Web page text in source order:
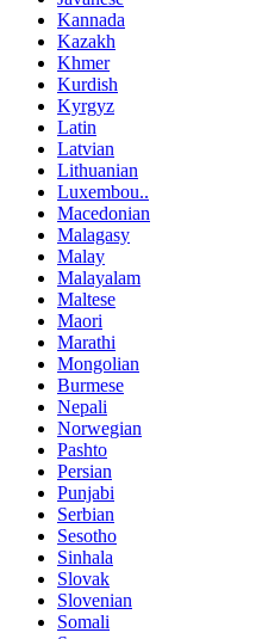
Kannada
Kazakh
Khmer
Kurdish
Kyrgyz
Latin
Latvian
Lithuanian
Luxembou..
Macedonian
Malagasy
Malay
Malayalam
Maltese
Maori
Marathi
Mongolian
Burmese
Nepali
Norwegian
Pashto
Persian
Punjabi
Serbian
Sesotho
Sinhala
Slovak
Slovenian
Somali